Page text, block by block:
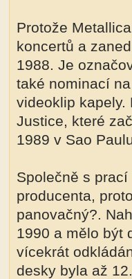
Protože
koncertů a
1988. Je
také nominací
videoklip kapely.
Justice, které
1989 v Sao
Společně s
producenta,
panovačný?.
1990 a mělo být
vícekrát
desky byla až